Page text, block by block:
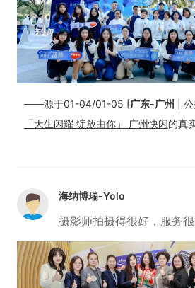
——源于01-04/01-05 [广东-广州 |
「天生闪耀 绽放由你」 广州快闪的真
海纳博瑞-Yolo
摄影师拍摄得很好，服务